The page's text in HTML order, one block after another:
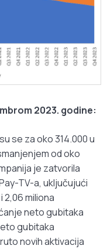
2023. godine:
se za oko 314.000 u
od oko
je zatvorila
TV-a, uključujući
2,06 miliona
neto gubitaka
gubitaka
novih aktivacija